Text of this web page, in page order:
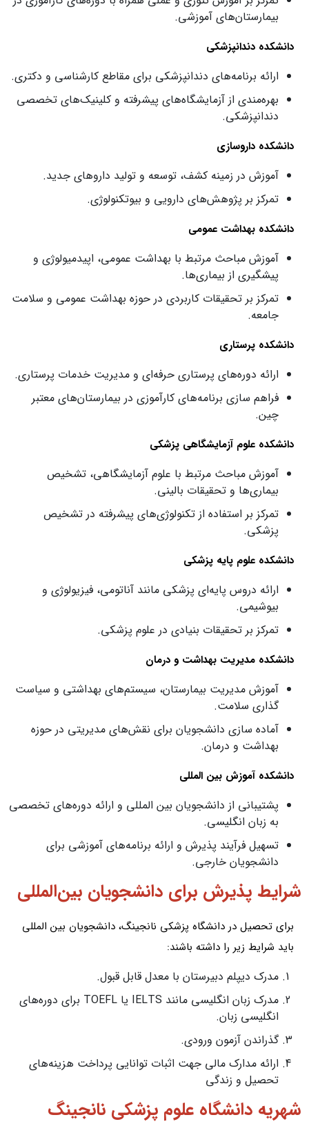
بیمارستان‌های آموزشی.
دانشکده دندانپزشکی
ارائه برنامه‌های دندانپزشکی برای مقاطع کارشناسی و دکتری.
بهره‌مندی از آزمایشگاه‌های پیشرفته و کلینیک‌های تخصصی
دندانپزشکی.
دانشکده داروسازی
آموزش در زمینه کشف، توسعه و تولید داروهای جدید.
تمرکز بر پژوهش‌های دارویی و بیوتکنولوژی.
دانشکده بهداشت عمومی
آموزش مباحث مرتبط با بهداشت عمومی، اپیدمیولوژی و
پیشگیری از بیماری‌ها.
تمرکز بر تحقیقات کاربردی در حوزه بهداشت عمومی و سلامت
جامعه.
دانشکده پرستاری
ارائه دوره‌های پرستاری حرفه‌ای و مدیریت خدمات پرستاری.
فراهم‌ سازی برنامه‌های کارآموزی در بیمارستان‌های معتبر
چین.
دانشکده علوم آزمایشگاهی پزشکی
آموزش مباحث مرتبط با علوم آزمایشگاهی، تشخیص
بیماری‌ها و تحقیقات بالینی.
تمرکز بر استفاده از تکنولوژی‌های پیشرفته در تشخیص
پزشکی.
دانشکده علوم پایه پزشکی
ارائه دروس پایه‌ای پزشکی مانند آناتومی، فیزیولوژی و
بیوشیمی.
تمرکز بر تحقیقات بنیادی در علوم پزشکی.
دانشکده مدیریت بهداشت و درمان
آموزش مدیریت بیمارستان، سیستم‌های بهداشتی و سیاست‌
گذاری سلامت.
آماده‌ سازی دانشجویان برای نقش‌های مدیریتی در حوزه
بهداشت و درمان.
دانشکده آموزش بین‌ المللی
پشتیبانی از دانشجویان بین‌ المللی و ارائه دوره‌های تخصصی
به زبان انگلیسی.
تسهیل فرآیند پذیرش و ارائه برنامه‌های آموزشی برای
دانشجویان خارجی.
شرایط پذیرش برای دانشجویان بین‌المللی
برای تحصیل در دانشگاه پزشکی نانجینگ، دانشجویان بین‌ المللی
باید شرایط زیر را داشته باشند:
مدرک دیپلم دبیرستان با معدل قابل قبول.
مدرک زبان انگلیسی مانند IELTS یا TOEFL برای دوره‌های
انگلیسی‌ زبان.
گذراندن آزمون ورودی.
ارائه مدارک مالی جهت اثبات توانایی پرداخت هزینه‌های
تحصیل و زندگی
شهریه دانشگاه علوم پزشکی نانجینگ